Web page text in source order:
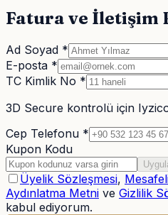
Fatura ve İletişim
Ad Soyad *
E-posta *
TC Kimlik No *
3D Secure kontrolü için
Cep Telefonu *
Kupon Kodu
Üyelik Sözleşmesi,
Aydınlatma Metni ve Gizlilik
kabul ediyorum.